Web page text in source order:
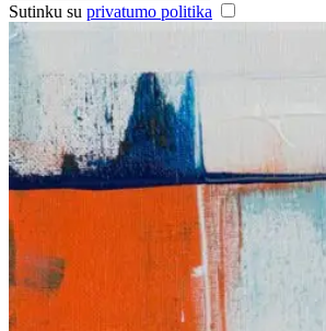
Sutinku su privatumo politika